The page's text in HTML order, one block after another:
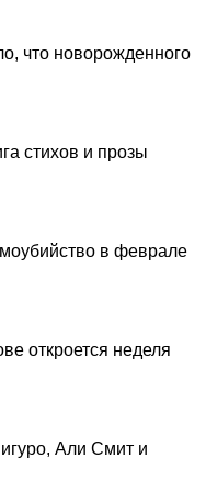
что новорожденного
стихов и прозы
в феврале
откроется неделя
Али Смит и